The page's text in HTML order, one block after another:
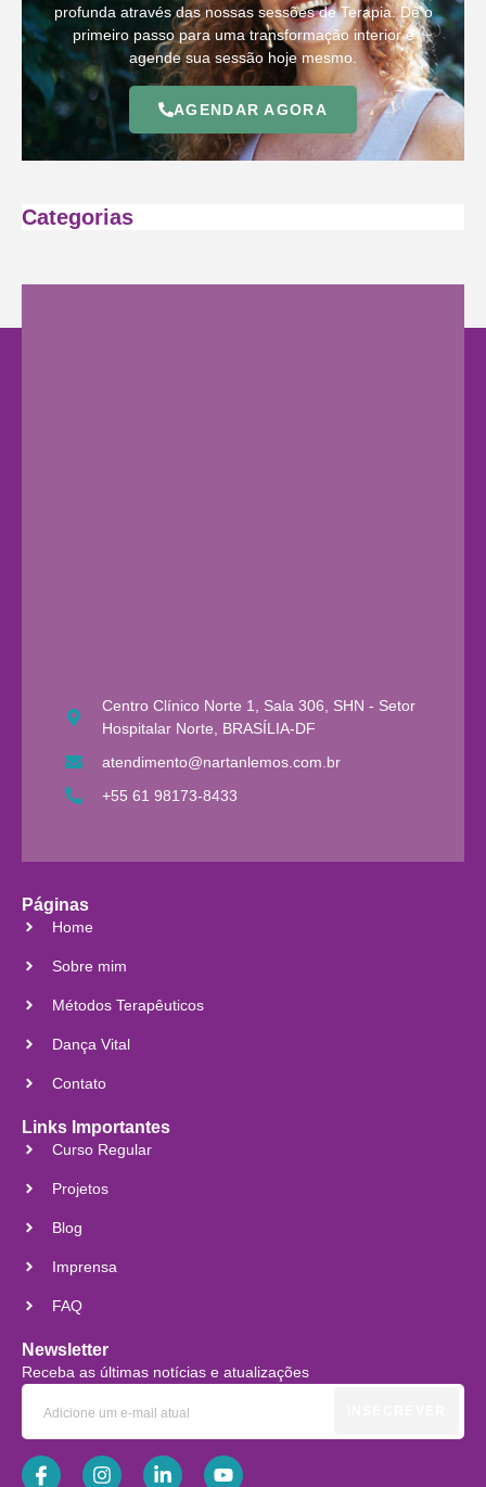
profunda através das nossas sessões de Terapia. Dê o
primeiro passo para uma transformação interior e
agende sua sessão hoje mesmo.
AGENDAR AGORA
Categorias
Centro Clínico Norte 1, Sala 306, SHN - Setor
Hospitalar Norte, BRASÍLIA-DF
atendimento@nartanlemos.com.br
+55 61 98173-8433
Páginas
Home
Sobre mim
Métodos Terapêuticos
Dança Vital
Contato
Links Importantes
Curso Regular
Projetos
Blog
Imprensa
FAQ
Newsletter
Receba as últimas notícias e atualizações